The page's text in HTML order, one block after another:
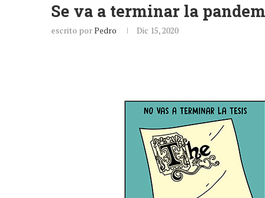
Se va a terminar la
escrito porPedro Dic 15, 2020